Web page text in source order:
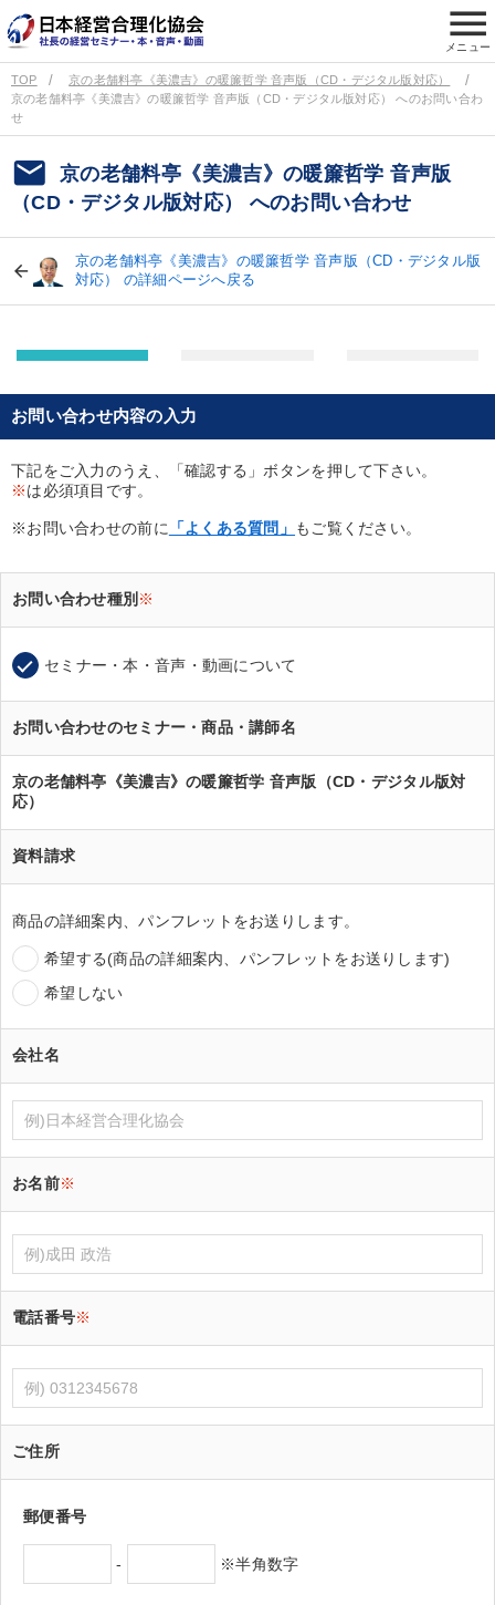
menu
メニュー
TOP
京の老舗料亭《美濃吉》の暖簾哲学 音声版（CD・デジタル版対応）
京の老舗料亭《美濃吉》の暖簾哲学 音声版（CD・デジタル版対応） へのお問い合わ
せ
email
京の老舗料亭《美濃吉》の暖簾哲学 音声版
（CD・デジタル版対応） へのお問い合わせ
京の老舗料亭《美濃吉》の暖簾哲学 音声版（CD・デジタル版
対応） の詳細ページへ戻る
お問い合わせ内容の入力
下記をご入力のうえ、「確認する」ボタンを押して下さい。
※は必須項目です。
※お問い合わせの前に 「よくある質問」 もご覧ください。
お問い合わせ種別 ※
セミナー・本・音声・動画について
お問い合わせのセミナー・商品・講師名
京の老舗料亭《美濃吉》の暖簾哲学 音声版（CD・デジタル版対
応）
資料請求
商品の詳細案内、パンフレットをお送りします。
希望する(商品の詳細案内、パンフレットをお送りします)
希望しない
会社名
お名前※
電話番号※
ご住所
郵便番号
- ※半角数字